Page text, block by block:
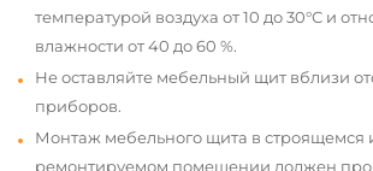
температурой воздуха от 10 до 30°С и
влажности от 40 до 60 %.
Не оставляйте мебельный щит вблизи
приборов.
Монтаж мебельного щита в строящемся
ремонтируемом помещении должен